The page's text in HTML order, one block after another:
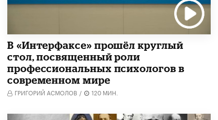
В «Интерфаксе» прошёл круглый
стол, посвященный роли
профессиональных психологов в
современном мире
ГРИГОРИЙ АСМОЛОВ / 120 МИН.